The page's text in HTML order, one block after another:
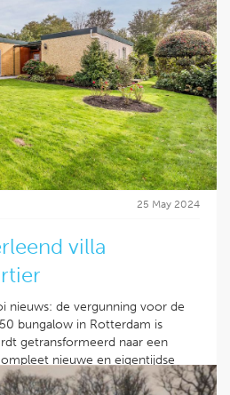
25 May 2024
villa
nieuws: de vergunning voor de
bungalow in Rotterdam is
getransformeerd naar een
nieuwe en eigentijdse